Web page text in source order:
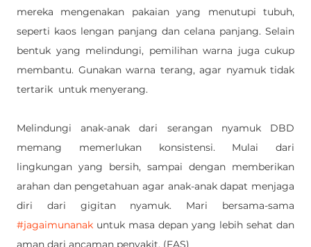
mereka mengenakan pakaian yang menutupi tubuh,
seperti kaos lengan panjang dan celana panjang. Selain
bentuk yang melindungi, pemilihan warna juga cukup
membantu. Gunakan warna terang, agar nyamuk tidak
tertarik  untuk menyerang.
Melindungi anak-anak dari serangan nyamuk DBD
memang memerlukan konsistensi. Mulai dari
lingkungan yang bersih, sampai dengan memberikan
arahan dan pengetahuan agar anak-anak dapat menjaga
#jagaimunanak untuk masa depan yang lebih sehat dan
aman dari ancaman penyakit. (FAS)